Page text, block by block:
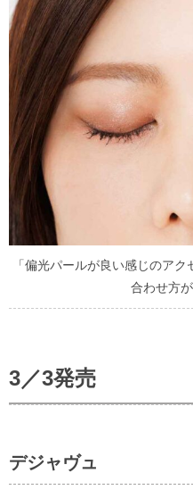
「偏光パールが良い感じのア
合わせ方
3／3発売
デジャヴュ